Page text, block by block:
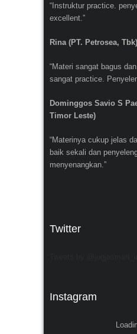
“Instruktur practice.
excellent.”
Rina (PT. Petrosea, Tbk)
“Materi sangat bagus
sangat practice.
Dominggos Savio S
Timor Leste)
“Materinya cukup jelas
baik sekali dan
menyenangkan.”
Twitter
Instagram